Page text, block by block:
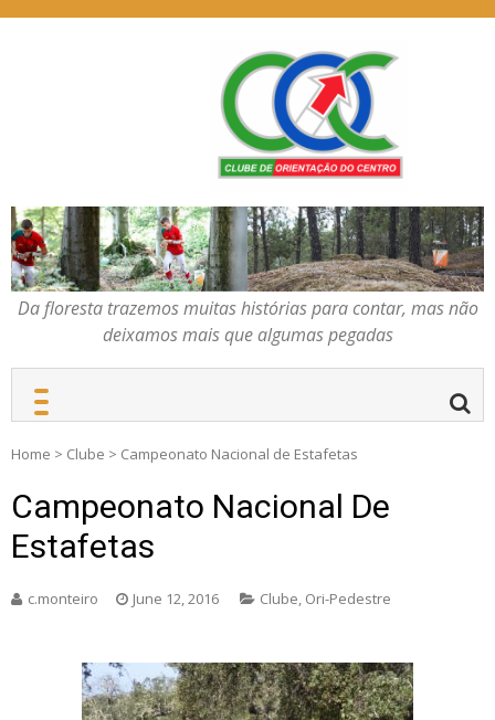
COC – CLUBE DE
ORIENTAÇÃO DO
CENTRO
Da floresta trazemos
muitas histórias para
contar, mas não deixamos
mais que algumas
pegadas
Da floresta trazemos muitas histórias para contar, mas não
deixamos mais que algumas pegadas
Home > Clube > Campeonato Nacional de Estafetas
Campeonato Nacional De
Estafetas
c.monteiro June 12, 2016 Clube, Ori-Pedestre